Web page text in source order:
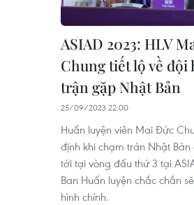
ASIAD 2023: HLV
Chung tiết lộ về đội
trận gặp Nhật Bản
25/09/2023 22:00
Huấn luyện viên Mai Đức
định khi chạm trán Nhật
tới tại vòng đấu thứ 3 tại
Ban Huấn luyện chắc chắn
hình chính.